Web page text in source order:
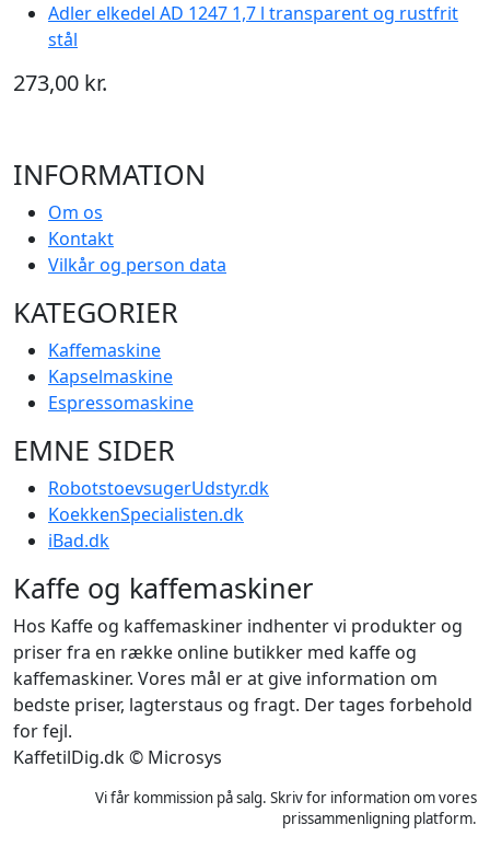
Adler elkedel AD 1247 1,7 l transparent og rustfrit
stål
273,00 kr.
INFORMATION
Om os
Kontakt
Vilkår og person data
KATEGORIER
Kaffemaskine
Kapselmaskine
Espressomaskine
EMNE SIDER
RobotstoevsugerUdstyr.dk
KoekkenSpecialisten.dk
iBad.dk
Kaffe og kaffemaskiner
Hos Kaffe og kaffemaskiner indhenter vi produkter og
priser fra en række online butikker med kaffe og
kaffemaskiner. Vores mål er at give information om
bedste priser, lagterstaus og fragt. Der tages forbehold
for fejl.
KaffetilDig.dk © Microsys
Vi får kommission på salg. Skriv for information om vores
prissammenligning platform.